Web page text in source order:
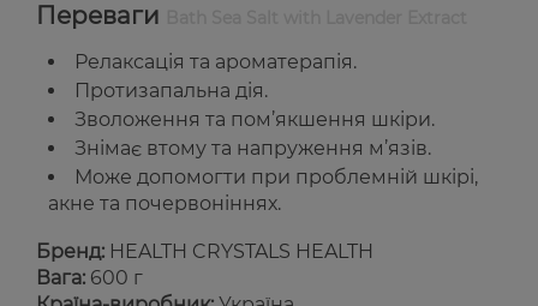
Переваги
Релаксація та ароматерапія.
Протизапальна дія.
Зволоження та пом’якшення шкіри.
Знімає втому та напруження м’язів.
Може допомогти при проблемній шкірі,
акне та почервоніннях.
Бренд: HEALTH CRYSTALS HEALTH
Вага: 600 г